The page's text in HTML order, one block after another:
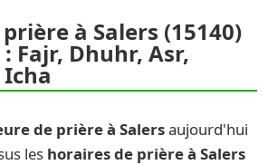
à Salers (15140)
Fajr, Dhuhr, Asr,
de prière à Salersaujourd'hui
les horaires de prière à Salers